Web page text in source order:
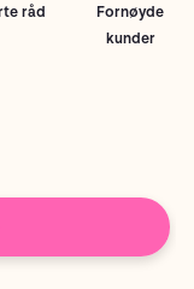
råd
Fornøyde
kunder